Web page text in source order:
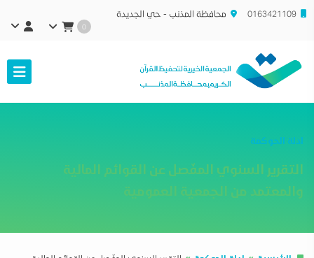
0163421109 محافظة المذنب - حي الجديدة
0
ادلة الحوكمة
التقرير السنوي المفّصل عن القوائم المالية
والمعتمد من الجمعية العمومية